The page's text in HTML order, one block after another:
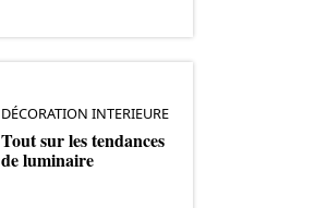
DÉCORATION INTERIEURE
Tout sur les tendances
de luminaire